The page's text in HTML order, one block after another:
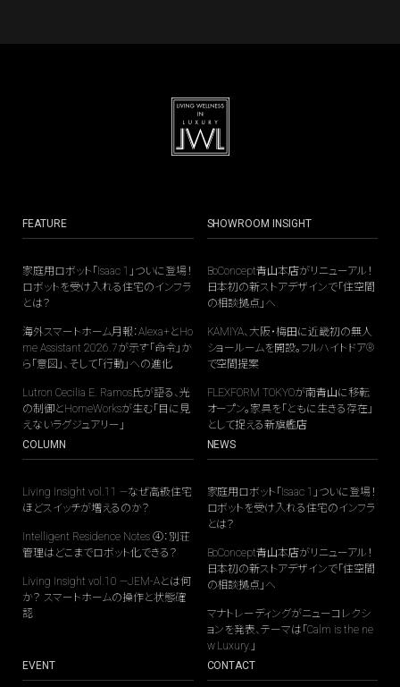
FEATURE
家庭用ロボット「Isaac 1」ついに登場！
ロボットを受け入れる住宅のインフラ
とは？
海外スマートホーム月報：Alexa+とHo
me Assistant 2026.7が示す「命令」か
ら「意図」、そして「行動」への進化
Lutron Cecilia E. Ramos氏が語る、光
の制御とHomeWorksが生む「目に見
えないラグジュアリー」
SHOWROOM INSIGHT
BoConcept青山本店がリニューアル！
日本初の新ストアデザインで「住空間
の相談拠点」へ
KAMIYA、大阪・梅田に近畿初の無人
ショールームを開設。フルハイトドア®
で空間提案
FLEXFORM TOKYOが南青山に移転
オープン。家具を「ともに生きる存在」
として捉える新旗艦店
COLUMN
Living Insight vol.11 —なぜ高級住宅
ほどスイッチが増えるのか？
Intelligent Residence Notes ④：別荘
管理はどこまでロボット化できる？
Living Insight vol.10 —JEM-Aとは何
か？ スマートホームの操作と状態確
認
NEWS
家庭用ロボット「Isaac 1」ついに登場！
ロボットを受け入れる住宅のインフラ
とは？
BoConcept青山本店がリニューアル！
日本初の新ストアデザインで「住空間
の相談拠点」へ
マナトレーディングがニューコレクシ
ョンを発表、テーマは「Calm is the ne
w Luxury.」
EVENT
CONTACT